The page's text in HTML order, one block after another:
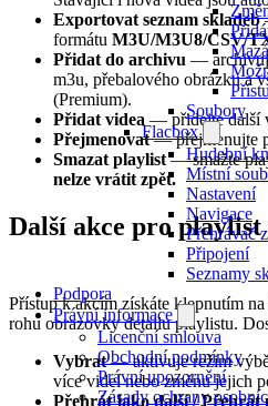
Soubory
Flacbox
Hudební
Místní
Nastavení
Navigace
Přehrávač
Připojení
Seznamy
Podpora
Právní informace
Licenční smlouva
Obchodní podmínky
Právní upozornění
Zásady ochrany
Exportovat seznam skladeb
formátu M3U/M3U8/CSV/
Přidat do archivu —
m3u, přebalového obrázku a
(Premium).
Přidat videa — přidejte další
Přejmenovat— přejmenujte
Smazat playlist— smažte
nelze vrátit zpět.
Další akce pro
Přístup k akcím získáte klepnutím
rohu obrazovky detailu playlistu.
Vybrat— aktivuje režim
více videí nebo změnu jejich
Přehrát jako další / Přehrát